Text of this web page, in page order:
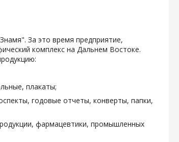
За это время предприятие,
комплекс на Дальнем Востоке.
плакаты;
годовые отчеты, конверты, папки,
фармацевтики, промышленных